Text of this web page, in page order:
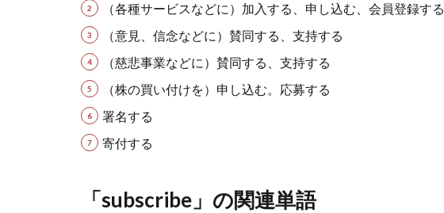
（各種サービスなどに）加入する、申し込む、会員登録する
（意見、信念などに）賛同する、支持する
（慈悲事業などに）賛同する、支持する
（株の買い付けを）申し込む。応募する
署名する
寄付する
「subscribe」の関連単語